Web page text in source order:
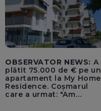
OBSERVATOR NEWS: A
plătit 75.000 de € pe un
apartament la My Home
Residence. Coșmarul
care a urmat: "Am